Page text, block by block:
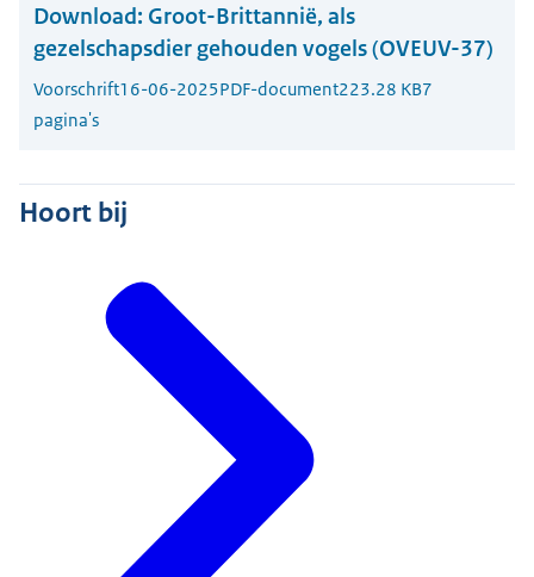
Download: Groot-Brittannië, als
gezelschapsdier gehouden vogels (OVEUV-37)
Voorschrift16-06-2025PDF-document223.28 KB7
pagina's
Hoort bij